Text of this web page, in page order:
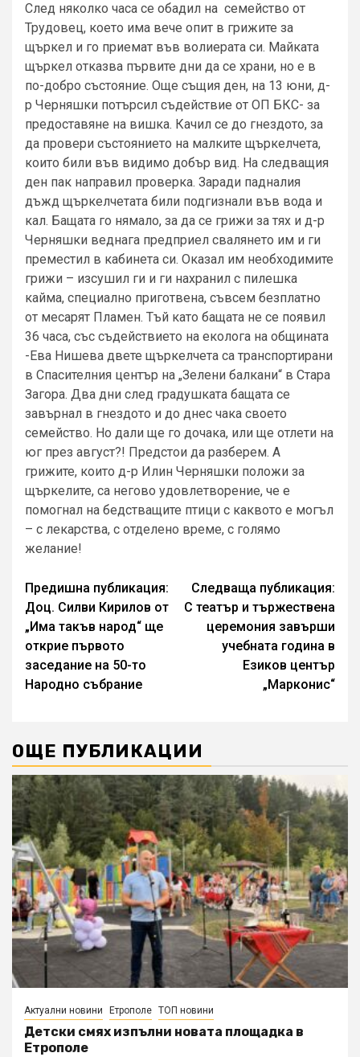
След няколко часа се обадил на семейство от
Трудовец, което има вече опит в грижите за
щъркел и го приемат във волиерата си. Майката
щъркел отказва първите дни да се храни, но е в
по-добро състояние. Още същия ден, на 13 юни, д-
р Черняшки потърсил съдействие от ОП БКС- за
предоставяне на вишка. Качил се до гнездото, за
да провери състоянието на малките щъркелчета,
които били във видимо добър вид. На следващия
ден пак направил проверка. Заради падналия
дъжд щъркелчетата били подгизнали във вода и
кал. Бащата го нямало, за да се грижи за тях и д-р
Черняшки веднага предприел свалянето им и ги
преместил в кабинета си. Оказал им необходимите
грижи – изсушил ги и ги нахранил с пилешка
кайма, специално приготвена, съвсем безплатно
от месарят Пламен. Тъй като бащата не се появил
36 часа, със съдействието на еколога на общината
-Ева Нишева двете щъркелчета са транспортирани
в Спасителния център на „Зелени балкани“ в Стара
Загора. Два дни след градушката бащата се
завърнал в гнездото и до днес чака своето
семейство. Но дали ще го дочака, или ще отлети на
юг през август?! Предстои да разберем. А
грижите, които д-р Илин Черняшки положи за
щъркелите, са негово удовлетворение, че е
помогнал на бедстващите птици с каквото е могъл
– с лекарства, с отделено време, с голямо
желание!
Continue
Reading
Предишна публикация:
Доц. Силви Кирилов от
„Има такъв народ“ ще
открие първото
заседание на 50-то
Народно събрание
Следваща публикация:
С театър и тържествена
церемония завърши
учебната година в
Езиков център
„Марконис“
ОЩЕ ПУБЛИКАЦИИ
Актуални новини Етрополе ТОП новини
Детски смях изпълни новата площадка в
Етрополе